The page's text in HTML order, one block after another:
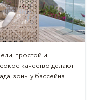
простой и
качество делают
зоны у бассейна